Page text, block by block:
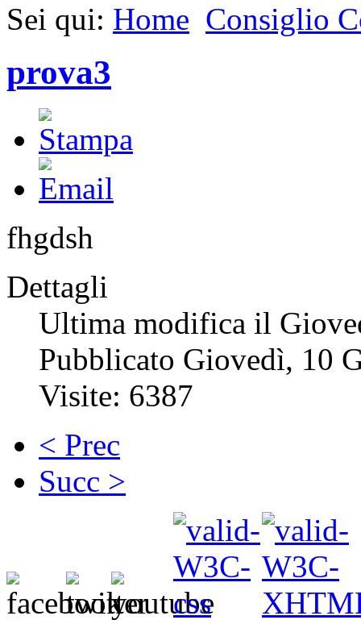
Sei qui: Home Consiglio
prova3
fhgdsh
Dettagli
Ultima modifica il
Pubblicato Giovedì, 10
Visite: 6387
< Prec
Succ >